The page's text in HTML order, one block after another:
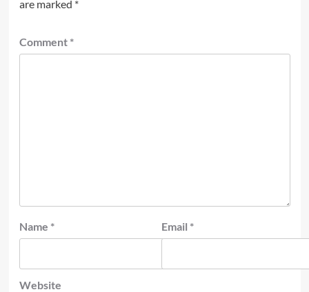
are marked *
Comment *
Name * Email *
Website